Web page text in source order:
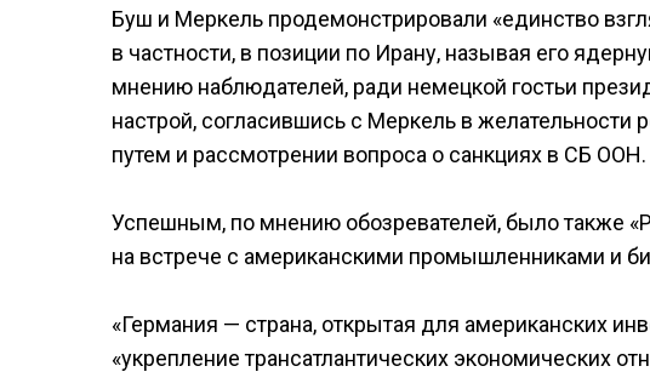
Буш и Меркель продемонстрировали «единство
в частности, в позиции по Ирану, называя его
мнению наблюдателей, ради немецкой гостьи
настрой, согласившись с Меркель в
путем и рассмотрении вопроса о санкциях в СБ ООН.
Успешным, по мнению обозревателей, было также
на встрече с американскими промышленниками и
«Германия — страна, открытая для американских
«укрепление трансатлантических экономических